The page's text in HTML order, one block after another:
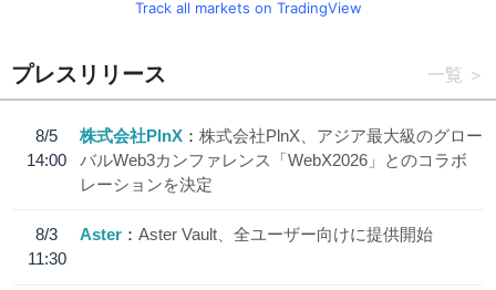
Track all markets on TradingView
プレスリリース 一覧
8/5
14:00
株式会社PlnX
株式会社PlnX、アジア最大級のグロー
バルWeb3カンファレンス「WebX2026」とのコラボ
レーションを決定
8/3
11:30
Aster Aster Vault、全ユーザー向けに提供開始